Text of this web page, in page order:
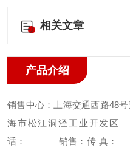
相关文章
产品介绍
销售中心：上海交通西路48
海市松江洞泾工业开发
话：
销售： 传 真：